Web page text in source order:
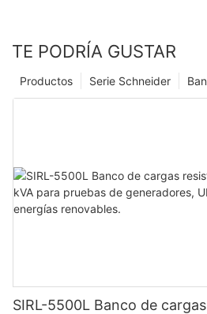
TE PODRÍA GUSTAR
Serie Schneider
Productos
SIRL-5500L Banco de